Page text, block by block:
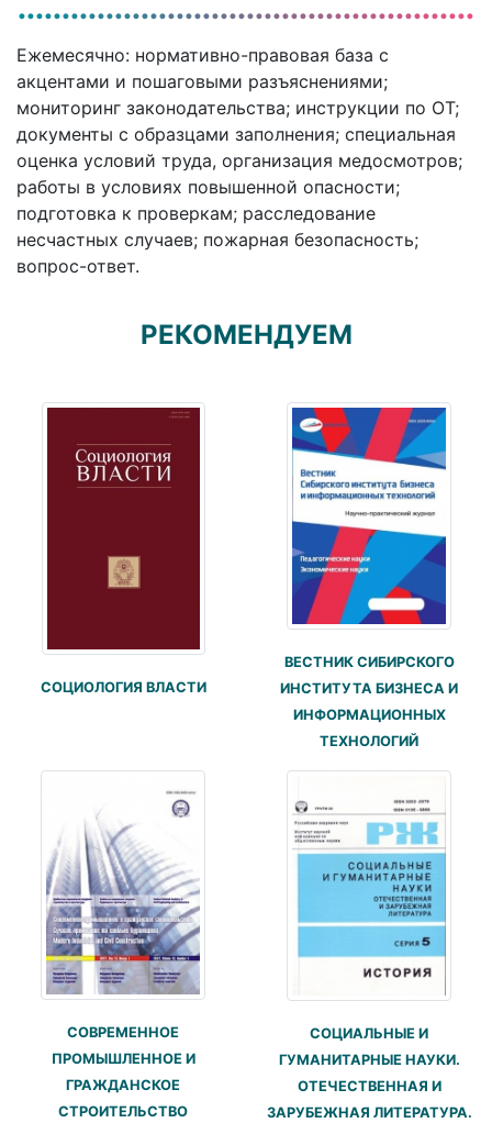
Ежемесячно: нормативно-правовая база с
акцентами и пошаговыми разъяснениями;
мониторинг законодательства; инструкции по ОТ;
документы с образцами заполнения; специальная
оценка условий труда, организация медосмотров;
работы в условиях повышенной опасности;
подготовка к проверкам; расследование
несчастных случаев; пожарная безопасность;
вопрос-ответ.
РЕКОМЕНДУЕМ
СОЦИОЛОГИЯ ВЛАСТИ
ВЕСТНИК СИБИРСКОГО
ИНСТИТУТА БИЗНЕСА И
ИНФОРМАЦИОННЫХ
ТЕХНОЛОГИЙ
СОВРЕМЕННОЕ
ПРОМЫШЛЕННОЕ И
ГРАЖДАНСКОЕ
СТРОИТЕЛЬСТВО
СОЦИАЛЬНЫЕ И
ГУМАНИТАРНЫЕ НАУКИ.
ОТЕЧЕСТВЕННАЯ И
ЗАРУБЕЖНАЯ ЛИТЕРАТУРА.